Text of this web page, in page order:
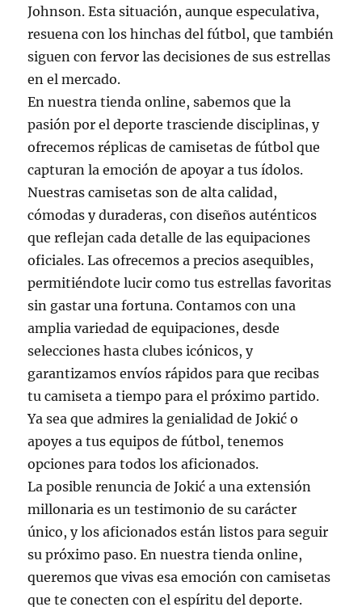
Johnson. Esta situación, aunque especulativa,
resuena con los hinchas del fútbol, que también
siguen con fervor las decisiones de sus estrellas
en el mercado.
En nuestra tienda online, sabemos que la
pasión por el deporte trasciende disciplinas, y
ofrecemos réplicas de camisetas de fútbol que
capturan la emoción de apoyar a tus ídolos.
Nuestras camisetas son de alta calidad,
cómodas y duraderas, con diseños auténticos
que reflejan cada detalle de las equipaciones
oficiales. Las ofrecemos a precios asequibles,
permitiéndote lucir como tus estrellas favoritas
sin gastar una fortuna. Contamos con una
amplia variedad de equipaciones, desde
selecciones hasta clubes icónicos, y
garantizamos envíos rápidos para que recibas
tu camiseta a tiempo para el próximo partido.
Ya sea que admires la genialidad de Jokić o
apoyes a tus equipos de fútbol, tenemos
opciones para todos los aficionados.
La posible renuncia de Jokić a una extensión
millonaria es un testimonio de su carácter
único, y los aficionados están listos para seguir
su próximo paso. En nuestra tienda online,
queremos que vivas esa emoción con camisetas
que te conecten con el espíritu del deporte.